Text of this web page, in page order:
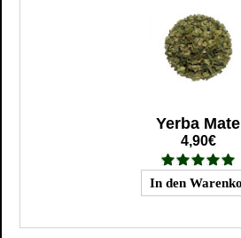
Yerba Mate
4,90€